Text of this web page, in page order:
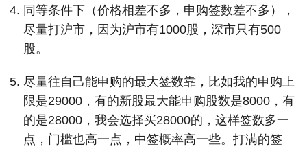
同等条件下（价格相差不多，申购签数差不多），
尽量打沪市，因为沪市有1000股，深市只有500
股。
尽量往自己能申购的最大签数靠，比如我的申购上
限是29000，有的新股最大能申购股数是8000，有
的是28000，我会选择买28000的，这样签数多一
点，门槛也高一点，中签概率高一些。打满的签